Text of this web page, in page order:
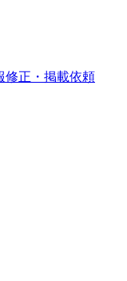
修正・掲載依頼